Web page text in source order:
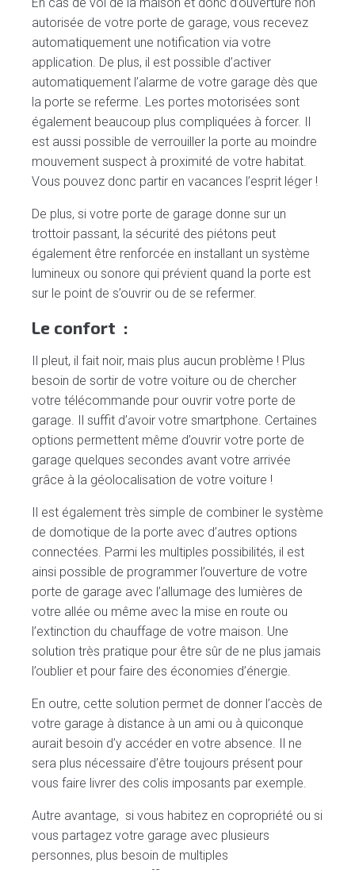
autorisée de votre porte de garage, vous recevez
automatiquement une notification via votre
application. De plus, il est possible d’activer
automatiquement l’alarme de votre garage dès que
la porte se referme. Les portes motorisées sont
également beaucoup plus compliquées à forcer. Il
est aussi possible de verrouiller la porte au moindre
mouvement suspect à proximité de votre habitat.
Vous pouvez donc partir en vacances l’esprit léger !
De plus, si votre porte de garage donne sur un
trottoir passant, la sécurité des piétons peut
également être renforcée en installant un système
lumineux ou sonore qui prévient quand la porte est
sur le point de s’ouvrir ou de se refermer.
Le confort :
Il pleut, il fait noir, mais plus aucun problème ! Plus
besoin de sortir de votre voiture ou de chercher
votre télécommande pour ouvrir votre porte de
garage. Il suffit d’avoir votre smartphone. Certaines
options permettent même d’ouvrir votre porte de
garage quelques secondes avant votre arrivée
grâce à la géolocalisation de votre voiture !
Il est également très simple de combiner le système
de domotique de la porte avec d’autres options
connectées. Parmi les multiples possibilités, il est
ainsi possible de programmer l’ouverture de votre
porte de garage avec l’allumage des lumières de
votre allée ou même avec la mise en route ou
l’extinction du chauffage de votre maison. Une
solution très pratique pour être sûr de ne plus jamais
l’oublier et pour faire des économies d’énergie.
En outre, cette solution permet de donner l’accès de
votre garage à distance à un ami ou à quiconque
aurait besoin d’y accéder en votre absence. Il ne
sera plus nécessaire d’être toujours présent pour
vous faire livrer des colis imposants par exemple.
Autre avantage, si vous habitez en copropriété ou si
vous partagez votre garage avec plusieurs
personnes, plus besoin de multiples